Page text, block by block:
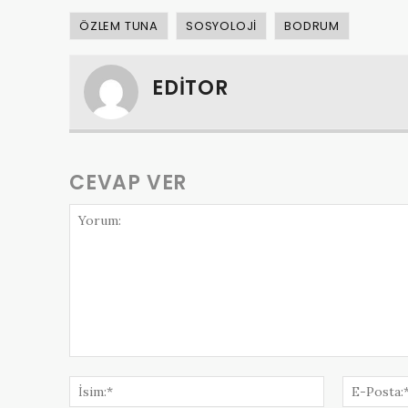
ÖZLEM TUNA SOSYOLOJI BODRUM
EDITOR
CEVAP VER
İsim:*